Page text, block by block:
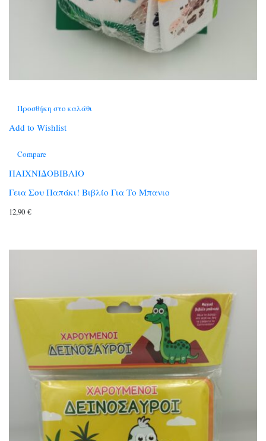
Προσθήκη στο καλάθι
Add to Wishlist
Compare
ΠΑΙΧΝΙΔΟΒΙΒΛΙΟ
Γεια Σου Παπάκι! Βιβλίο Για Το Μπανιο
12,90 €